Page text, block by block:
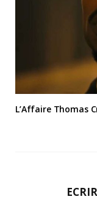
L’Affaire Thomas